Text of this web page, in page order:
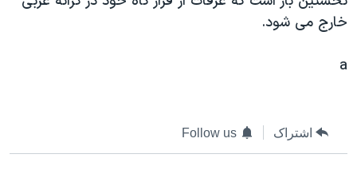
تریبونال مردمی آبان ۹۸
اعتراضات مردمی آبان ۹۸
خارج می شود.
a
اشتراک Follow us